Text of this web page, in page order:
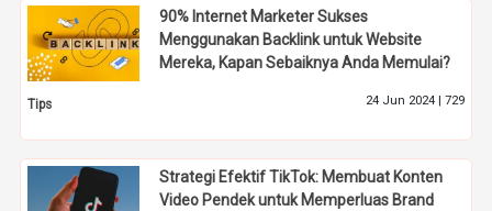
90% Internet Marketer Sukses
Menggunakan Backlink untuk Website
Mereka, Kapan Sebaiknya Anda Memulai?
Tips 24 Jun 2024 | 729
Strategi Efektif TikTok: Membuat Konten
Video Pendek untuk Memperluas Brand